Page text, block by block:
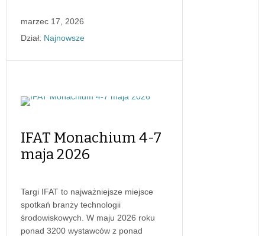
marzec 17, 2026
Dział: Najnowsze
IFAT Monachium 4-7
maja 2026
Targi IFAT to najważniejsze miejsce
spotkań branży technologii
środowiskowych. W maju 2026 roku
ponad 3200 wystawców z ponad